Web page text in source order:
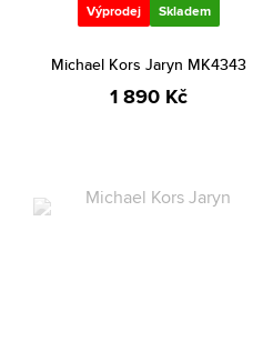
Výprodej Skladem
Michael Kors Jaryn MK4343
1 890 Kč